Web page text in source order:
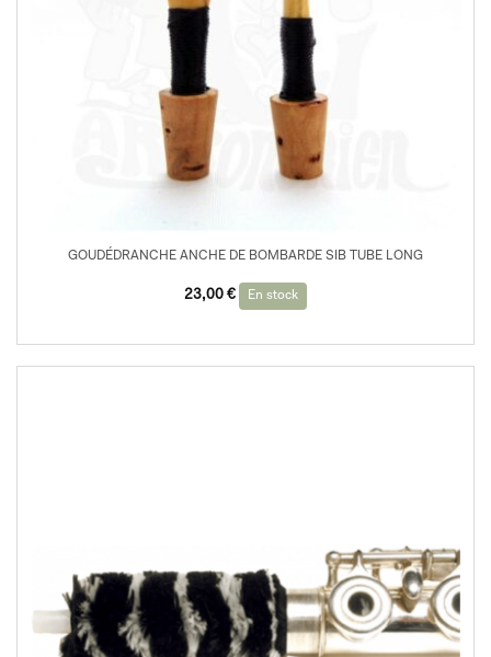
GOUDÉDRANCHE ANCHE DE BOMBARDE SIB TUBE LONG
23,00 € En stock